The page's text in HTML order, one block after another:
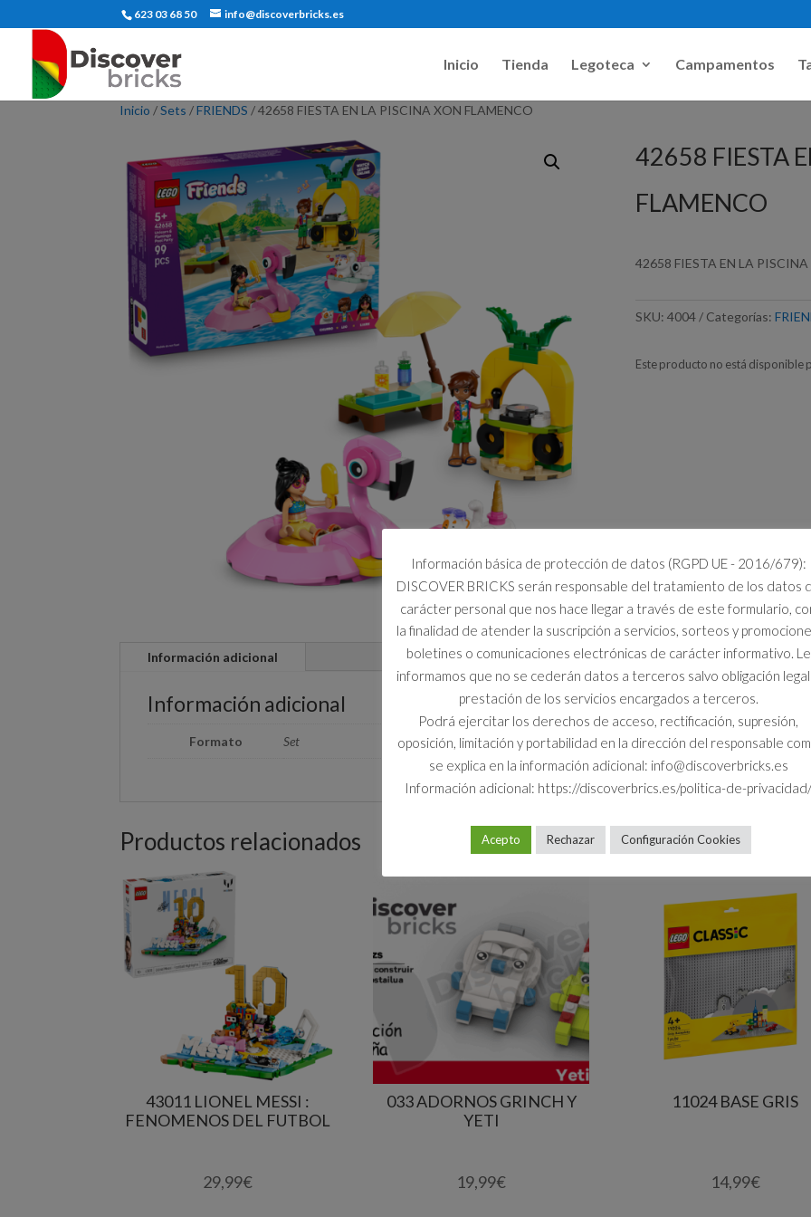
623 03 68 50 info@discoverbricks.es
Inicio Tienda Legoteca Campamentos
Inicio /Sets /FRIENDS / 42658 FIESTA EN LA PISCINA XON FLAMENCO
42658 FIESTA
FLAMENCO
42658 FIESTA EN LA
SKU: 4004 Categorías:
Este producto no está disponible
Información adicional
Información adicional
Formato Set
Productos relacionados
43011 LIONEL MESSI :
FENOMENOS DEL FUTBOL
29,99€
033 ADORNOS GRINCH Y
YETI
19,99€
11024 BASE GRIS
14,99€
Información básica de protección de datos (RGPD UE - 2016/679):
DISCOVER BRICKS serán responsable del tratamiento de los datos
carácter personal que nos hace llegar a través de este formulario,
la finalidad de atender la suscripción a servicios, sorteos y
boletines o comunicaciones electrónicas de carácter informativo. Le
informamos que no se cederán datos a terceros salvo obligación
prestación de los servicios encargados a terceros.
Podrá ejercitar los derechos de acceso, rectificación, supresión,
oposición, limitación y portabilidad en la dirección del responsable
se explica en la información adicional: info@discoverbricks.es
Información adicional: https://discoverbrics.es/politica-de-privacidad/
Acepto Rechazar Configuración Cookies